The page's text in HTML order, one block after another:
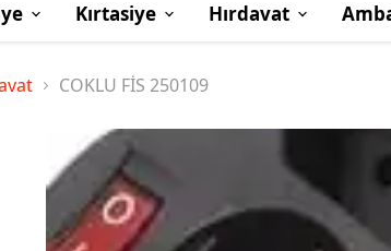
Kırtasiye Hırdavat
COKLU FİS 250109